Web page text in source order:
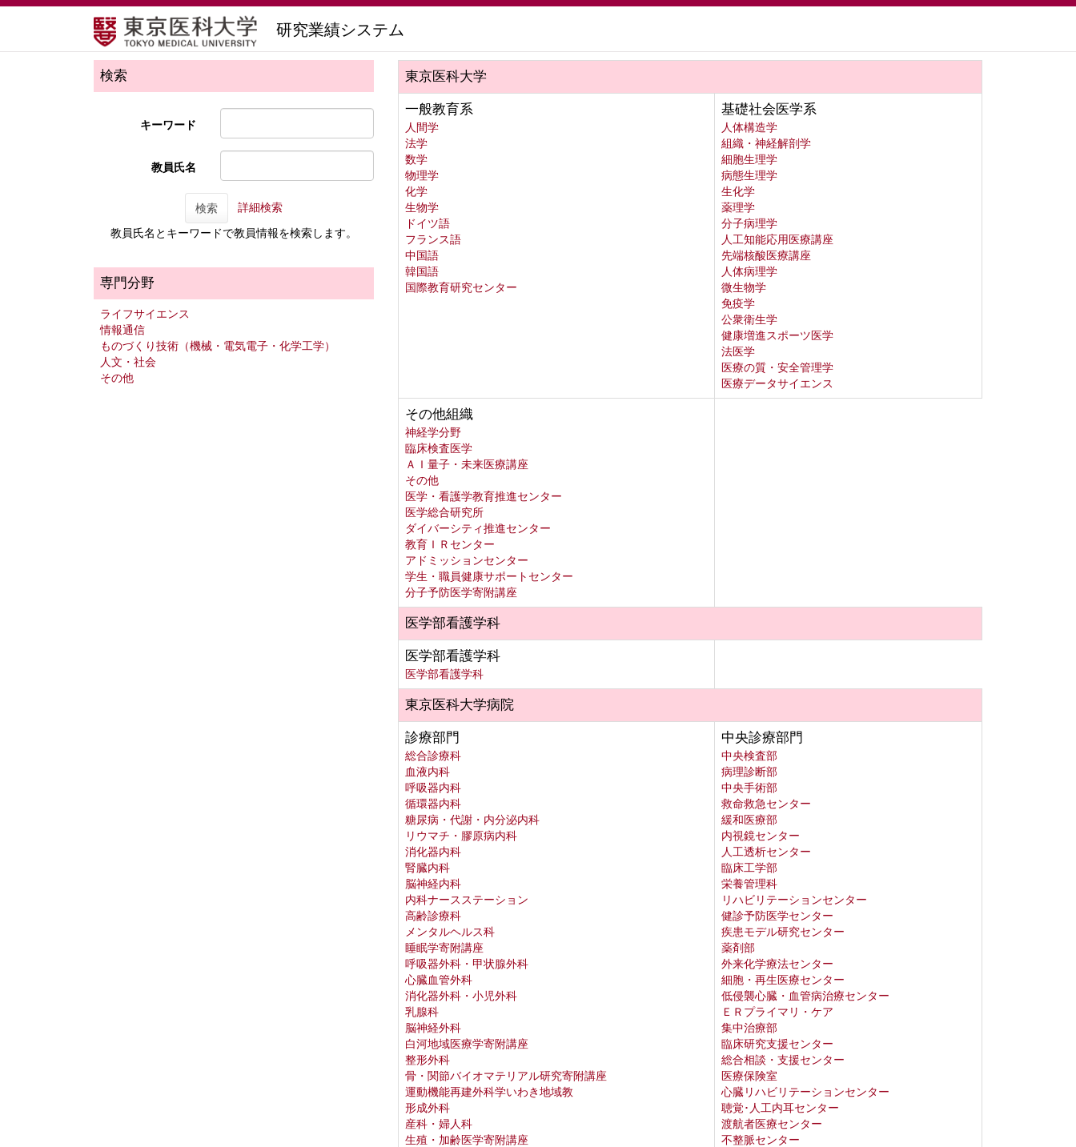
研究業績システム
検索
キーワード
教員氏名
検索 詳細検索
教員氏名とキーワードで教員情報を検索します。
専門分野
ライフサイエンス
情報通信
ものづくり技術（機械・電気電子・化学工学）
人文・社会
その他
東京医科大学
一般教育系
人間学
法学
数学
物理学
化学
生物学
ドイツ語
フランス語
中国語
韓国語
国際教育研究センター
基礎社会医学系
人体構造学
組織・神経解剖学
細胞生理学
病態生理学
生化学
薬理学
分子病理学
人工知能応用医療講座
先端核酸医療講座
人体病理学
微生物学
免疫学
公衆衛生学
健康増進スポーツ医学
法医学
医療の質・安全管理学
医療データサイエンス
その他組織
神経学分野
臨床検査医学
ＡＩ量子・未来医療講座
その他
医学・看護学教育推進センター
医学総合研究所
ダイバーシティ推進センター
教育ＩＲセンター
アドミッションセンター
学生・職員健康サポートセンター
分子予防医学寄附講座
医学部看護学科
医学部看護学科
医学部看護学科
東京医科大学病院
診療部門
総合診療科
血液内科
呼吸器内科
循環器内科
糖尿病・代謝・内分泌内科
リウマチ・膠原病内科
消化器内科
腎臓内科
脳神経内科
内科ナースステーション
高齢診療科
メンタルヘルス科
睡眠学寄附講座
呼吸器外科・甲状腺外科
心臓血管外科
消化器外科・小児外科
乳腺科
脳神経外科
白河地域医療学寄附講座
整形外科
骨・関節バイオマテリアル研究寄附講座
運動機能再建外科学いわき地域教
形成外科
産科・婦人科
生殖・加齢医学寄附講座
中央診療部門
中央検査部
病理診断部
中央手術部
救命救急センター
緩和医療部
内視鏡センター
人工透析センター
臨床工学部
栄養管理科
リハビリテーションセンター
健診予防医学センター
疾患モデル研究センター
薬剤部
外来化学療法センター
細胞・再生医療センター
低侵襲心臓・血管病治療センター
ＥＲプライマリ・ケア
集中治療部
臨床研究支援センター
総合相談・支援センター
医療保険室
心臓リハビリテーションセンター
聴覚･人工内耳センター
渡航者医療センター
不整脈センター